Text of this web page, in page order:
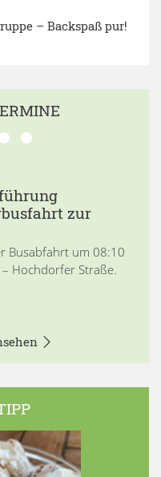
– Backspaß pur!
zur
Busabfahrt um 08:10
Hochdorfer Straße.